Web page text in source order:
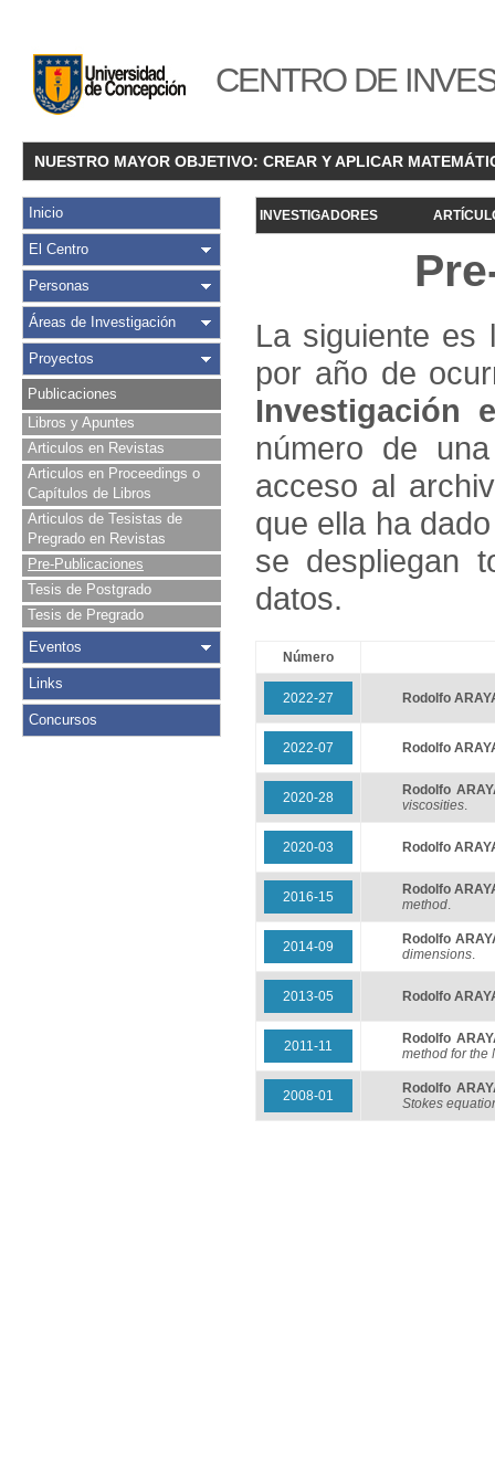
CENTRO DE
NUESTRO MAYOR OBJETIVO: CREAR Y APLICAR
Inicio
El Centro
Personas
Áreas de Investigación
Proyectos
Publicaciones
Libros y Apuntes
Articulos en Revistas
Articulos en Proceedings o
Capítulos de Libros
Articulos de Tesistas de
Pregrado en Revistas
Pre-Publicaciones
Tesis de Postgrado
Tesis de Pregrado
Eventos
Links
Concursos
INVESTIGADORES
La siguiente es
por año de
Investigación
número de
acceso al
que ella ha
se despliegan
datos.
Número
2022-27 Rodolfo
2022-07 Rodolfo
2020-28
Rodolfo
viscosities.
2020-03 Rodolfo
2016-15
Rodolfo
method.
2014-09
Rodolfo
dimensions.
2013-05 Rodolfo
2011-11
Rodolfo
method for the
2008-01
Rodolfo
Stokes